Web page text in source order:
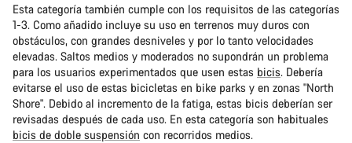
Esta categoría también cumple con los requisitos de las categorías
1-3. Como añadido incluye su uso en terrenos muy duros con
obstáculos, con grandes desniveles y por lo tanto velocidades
elevadas. Saltos medios y moderados no supondrán un problema
para los usuarios experimentados que usen estas bicis. Debería
evitarse el uso de estas bicicletas en bike parks y en zonas "North
Shore". Debido al incremento de la fatiga, estas bicis deberían ser
revisadas después de cada uso. En esta categoría son habituales
bicis de doble suspensión con recorridos medios.